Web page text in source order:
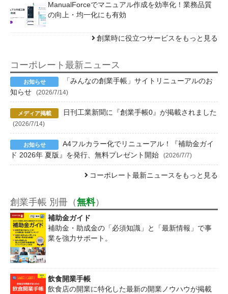
ManualForceでマニュアル作成を効率化！業務品質
の向上・均一化にも有効
創業時に役立つサービスをもっと見る
コーポレート最新ニュース
「みんなの創業手帳」サイトリニューアルのお
知らせ
(2026/7/14)
日刊工業新聞に『創業手帳0』が掲載されました
(2026/7/14)
A4フルカラー化でリニューアル！『補助金ガイ
ド 2026年 夏版』を発行、無料プレゼント開始
(2026/7/7)
コーポレート最新ニュースをもっと見る
創業手帳 別冊（無料）
補助金ガイド
補助金・助成金の「必須知識」と「最新情報」で事
業を強力サポート。
飲食開業手帳
飲食店の開業に特化した最新の開業ノウハウが掲載